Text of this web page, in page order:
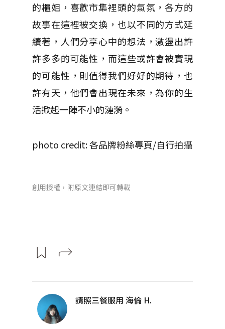
的櫃姐，喜歡市集裡頭的氣氛，各方的
故事在這裡被交換，也以不同的方式延
續著，人們分享心中的想法，激盪出許
許多多的可能性，而這些或許會被實現
的可能性，則值得我們好好的期待，也
許有天，他們會出現在未來，為你的生
活掀起一陣不小的漣漪。
photo credit: 各品牌粉絲專頁/自行拍攝
創用授權，附原文連結即可轉載
請照三餐服用 海倫 H.